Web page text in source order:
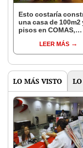
Esto costaría
una casa de 100m2
pisos en COMAS,
distritos de LIMA
NORTE
LEER MÁS
LO MÁS VISTO